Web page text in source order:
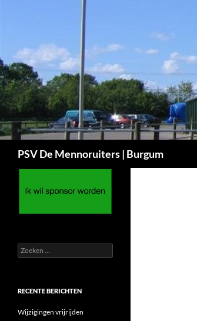
inhoud
PSV De Mennoruiters | Burgum
Zoeken
naar:
RECENTE BERICHTEN
Wijzigingen vrijrijden